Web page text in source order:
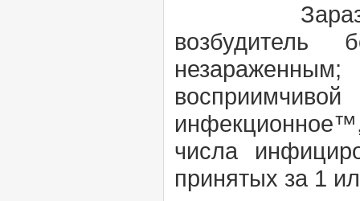
возбудитель
числа
принятых за 1